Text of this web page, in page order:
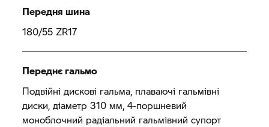
Передня шина
180/55 ZR17
Переднє гальмо
Подвійні дискові гальма, плаваючі гальмівні
диски, діаметр 310 мм, 4-поршневий
моноблочний радіальний гальмівний супорт